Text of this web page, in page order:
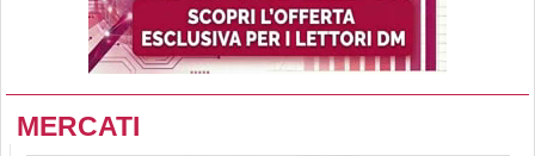
MERCATI